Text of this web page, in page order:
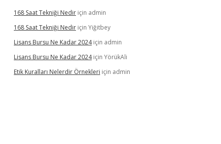
168 Saat Tekniği Nedir için admin
168 Saat Tekniği Nedir için Yiğitbey
Lisans Bursu Ne Kadar 2024için admin
Lisans Bursu Ne Kadar 2024için YörükAli
Etik Kuralları Nelerdir Örnekleri için admin